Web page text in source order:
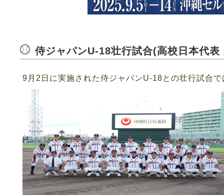
侍ジャパンU-18壮行試合(高校日本代
9月2日に実施された侍ジャパンU-18との壮行試合